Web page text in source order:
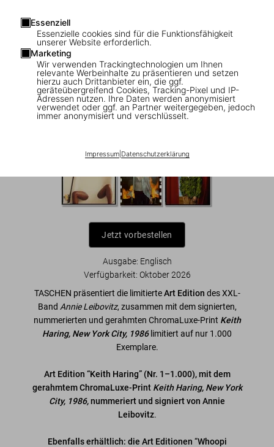
Essenziell
Essenzielle cookies sind für die Funktionsfähigkeit
unserer Website erforderlich.
Marketing
Wir verwenden Trackingtechnologien um Ihnen
relevante Werbeinhalte zu präsentieren und setzen
hierzu auch Drittanbieter ein, die ggf.
geräteübergreifend Cookies, Tracking-Pixel und IP-
Adressen nutzen. Ihre Daten werden anonymisiert
verwendet oder ggf. an Partner weitergegeben, jedoch
immer anonymisiert und verschlüsselt.
Impressum| Datenschutzerklärung
Annie Leibovitz. Art Edition No. 1–1,000
‘Keith Haring’
US$ 1.500
Jetzt vorbestellen
Ausgabe: Englisch
Verfügbarkeit: Oktober 2026
TASCHEN präsentiert die limitierteArt Edition des XXL-
Band Annie Leibovitz, zusammen mit dem signierten,
nummerierten und gerahmten ChromaLuxe-Print Keith
Haring, New York City, 1986limitiert auf nur 1.000
Exemplare.
Art Edition “Keith Haring” (Nr. 1–1.000), mit dem
gerahmtem ChromaLuxe-Print Keith Haring, New York
City, 1986,nummeriert und signiert von Annie
Leibovitz.
Ebenfalls erhältlich: die Art Editionen “Whoopi